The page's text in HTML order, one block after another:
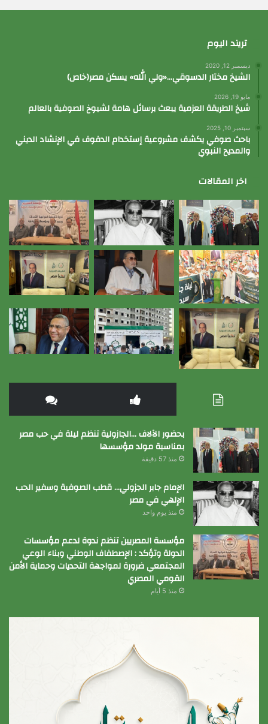
تريند اليوم
ديسمبر 12, 2020
الشيخ مختار الدسوقي…«ولي الله» يسكن مصر(خاص)
مايو 19, 2026
شيخ الطريقة العزمية يبعث برسائل هامة لشيوخ الصوفية بالعالم
سبتمبر 10, 2025
باحث صوفي يكشف مشروعية إستخدام الدفوف في الإنشاد الديني
والمديح النبوي
اخر المقالات
بحضور الآلاف …الجازولية تنظم ليلة في حب مصر
بمناسبة مولد مؤسسها
منذ 57 دقيقة
الإمام جابر الجزولي… قطب الصوفية وسفير الحب
الإلهي في مصر
منذ يوم واحد
مؤسسة المصريين تنظم ندوة لدعم مؤسسات
الدولة وتؤكد : الإصطفاف الوطني وبناء الوعي
المجتمعي ضرورة لمواجهة التحديات وحماية الأمن
القومي المصري
منذ 5 أيام